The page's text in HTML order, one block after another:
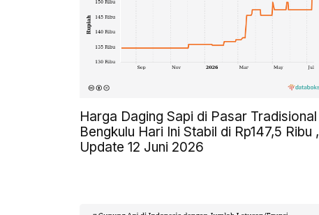
Harga Daging Sapi di Pasar Tradisional
Bengkulu Hari Ini Stabil di Rp147,5 Ribu ,
Update 12 Juni 2026